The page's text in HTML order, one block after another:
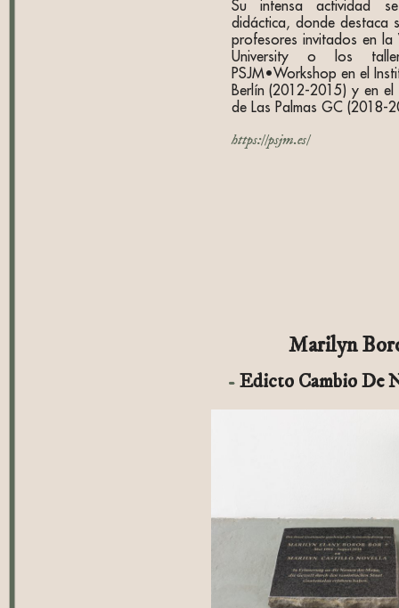
Su intensa actividad
didáctica, donde destaca
profesores invitados en la
University o los
PSJM•Workshop en el
Berlín (2012-2015) y en el
de Las Palmas GC (2018-
https://psjm.es/
Marilyn
Edicto Cambio De